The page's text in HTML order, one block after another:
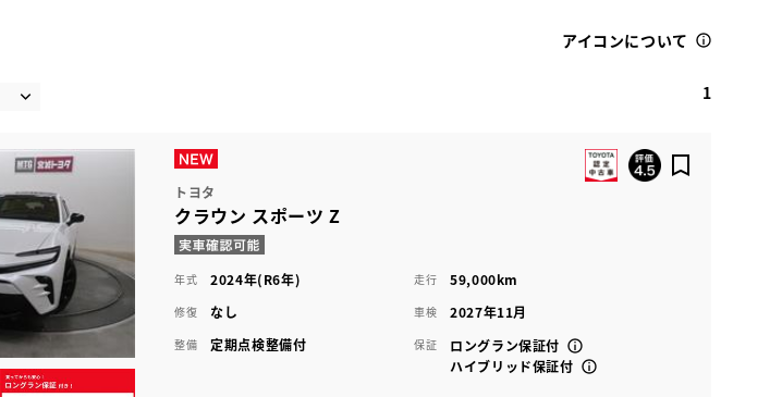
アイコンについて
1
トヨタ
クラウン スポーツ Z
年式 2024年(R6年) 走行 59,000km
修復 なし 車検 2027年11月
整備 定期点検整備付 保証
ロングラン保証付
ハイブリッド保証付